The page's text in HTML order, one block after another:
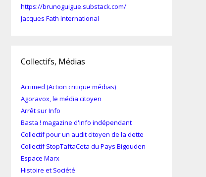
https://brunoguigue.substack.com/
Jacques Fath International
Collectifs, Médias
Acrimed (Action critique médias)
Agoravox, le média citoyen
Arrêt sur Info
Basta ! magazine d'info indépendant
Collectif pour un audit citoyen de la dette
Collectif StopTaftaCeta du Pays Bigouden
Espace Marx
Histoire et Société